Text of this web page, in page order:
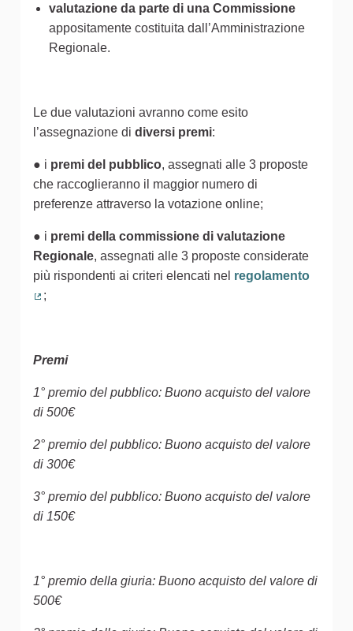
valutazione da parte di una Commissione
appositamente costituita dall’Amministrazione
Regionale.
Le due valutazioni avranno come esito
l’assegnazione di diversi premi:
● i premi del pubblico, assegnati alle 3 proposte
che raccoglieranno il maggior numero di
preferenze attraverso la votazione online;
● i premi della commissione di valutazione
Regionale, assegnati alle 3 proposte considerate
più rispondenti ai criteri elencati nel regolamento
;
Premi
1° premio del pubblico: Buono acquisto del valore
di 500€
2° premio del pubblico: Buono acquisto del valore
di 300€
3° premio del pubblico: Buono acquisto del valore
di 150€
1° premio della giuria: Buono acquisto del valore di
500€